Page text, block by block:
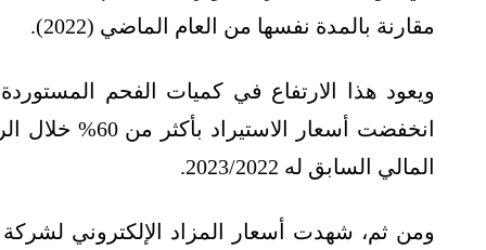
مقارنة بالمدة نفسها من العام الماضي (2022).
ويعود هذا الارتفاع في كميات الفحم
المالي السابق له 2023/2022.